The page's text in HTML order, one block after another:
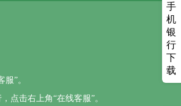
”。
点击右上角“在线客服”。
手
机
银
行
下
载